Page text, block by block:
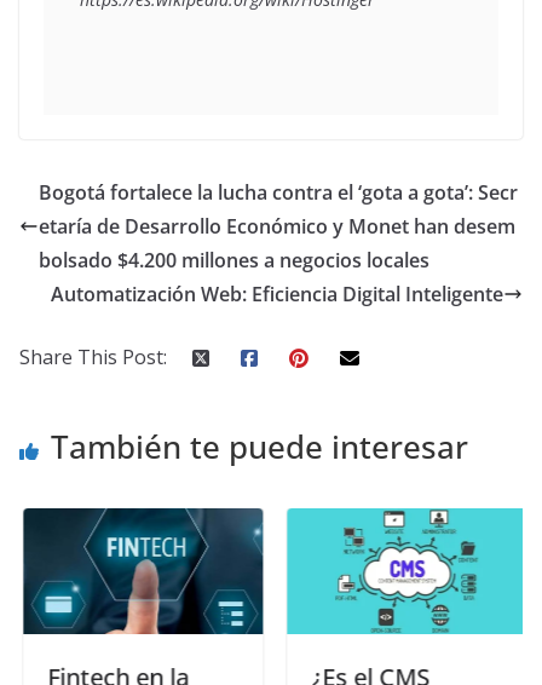
Bogotá fortalece la lucha contra el ‘gota a gota’: Secr
etaría de Desarrollo Económico y Monet han desem
bolsado $4.200 millones a negocios locales
Automatización Web: Eficiencia Digital Inteligente
Share This Post:
También te puede interesar
Fintech en la ¿Es el CMS